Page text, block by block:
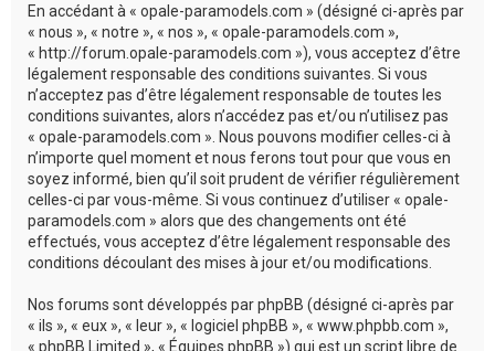
En accédant à « opale-paramodels.com » (désigné ci-après par
« nous », « notre », « nos », « opale-paramodels.com »,
« http://forum.opale-paramodels.com »), vous acceptez d’être
légalement responsable des conditions suivantes. Si vous
n’acceptez pas d’être légalement responsable de toutes les
conditions suivantes, alors n’accédez pas et/ou n’utilisez pas
« opale-paramodels.com ». Nous pouvons modifier celles-ci à
n’importe quel moment et nous ferons tout pour que vous en
soyez informé, bien qu’il soit prudent de vérifier régulièrement
celles-ci par vous-même. Si vous continuez d’utiliser « opale-
paramodels.com » alors que des changements ont été
effectués, vous acceptez d’être légalement responsable des
conditions découlant des mises à jour et/ou modifications.
Nos forums sont développés par phpBB (désigné ci-après par
« ils », « eux », « leur », « logiciel phpBB », « www.phpbb.com »,
« phpBB Limited », « Équipes phpBB ») qui est un script libre de